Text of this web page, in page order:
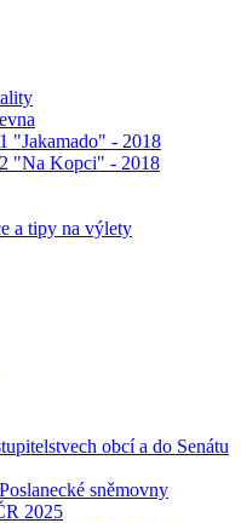
"Jakamado" - 2018
"Na Kopci" - 2018
a tipy na výlety
obcí a do Senátu
sněmovny
2025